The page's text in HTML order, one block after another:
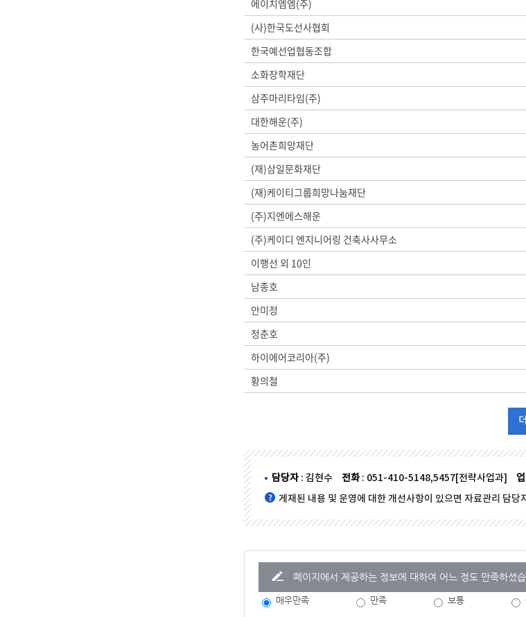
에이치엠엠(주)
(사)한국도선사협회
한국예선업협동조합
소화장학재단
삼주마리타임(주)
대한해운(주)
농어촌희망재단
(재)삼일문화재단
(재)케이티그룹희망나눔재단
(주)지엔에스해운
(주)케이디 엔지니어링 건축사사무소
이행선 외 10인
남종호
안미정
정춘호
하이에어코리아(주)
황의철
담당자 : 김현수 전화 : 051-410-5148,5457[전략사업과]
게재된 내용 및 운영에 대한 개선사항이 있으면 자료관리 담당
페이지에서 제공하는 정보에 대하여 어느 정도 만족하셨
매우만족 만족 보통